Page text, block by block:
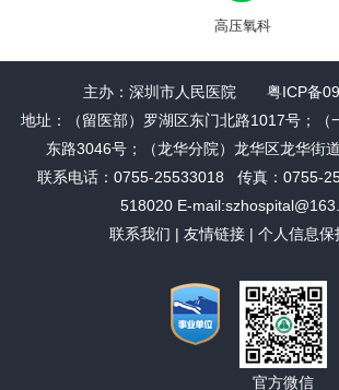
高压氧科
主办：深圳市人民医院 粤ICP备
地址：（留医部）罗湖区东门北路1017号；（
东路3046号；（龙华分院）龙华区龙华街
联系电话：0755-25533018 传真：0755-
518020 E-
联系我们 | 友情链接 | 个人信息保
官方微信